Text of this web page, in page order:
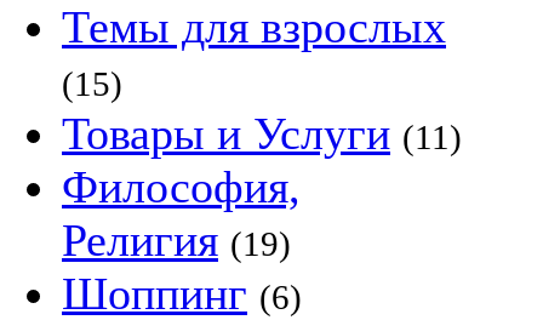
Темы для взрослых
(15)
Товары и Услуги (11)
Философия,
Религия (19)
Шоппинг (6)